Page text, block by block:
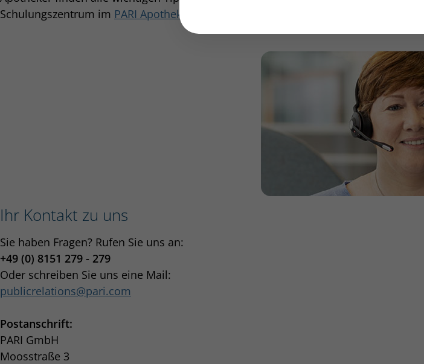
Schulungszentrum im PARI Apothekerportal
Ihr Kontakt zu uns
Sie haben Fragen? Rufen Sie uns an:
+49 (0) 8151 279 - 279
Oder schreiben Sie uns eine Mail:
publicrelations
pari.com
Postanschrift:
PARI GmbH
Moosstraße 3